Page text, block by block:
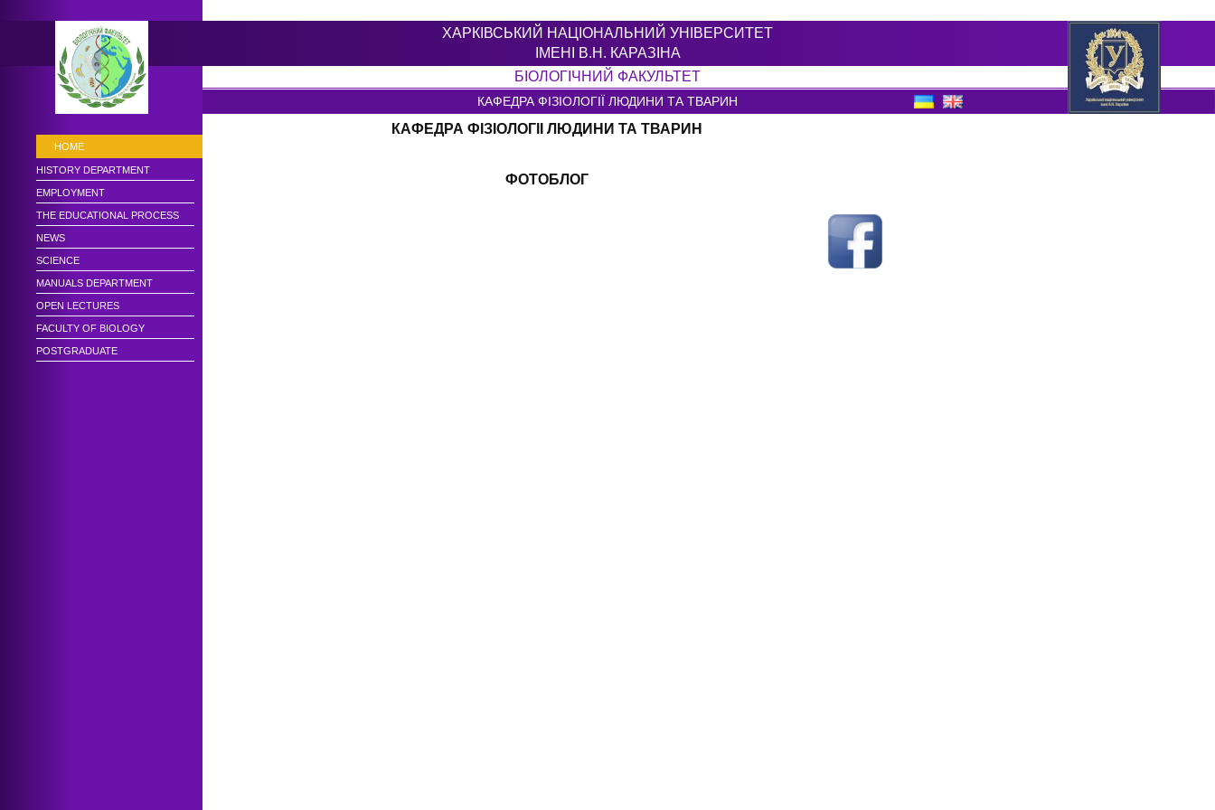
ХАРКІВСЬКИЙ НАЦІОНАЛЬНИЙ УНІВЕРСИТЕТ
ІМЕНІ В.Н. КАРАЗІНА
БIОЛОГIЧНИЙ ФАКУЛЬТЕТ
КАФЕДРА ФІЗІОЛОГІЇ ЛЮДИНИ ТА ТВАРИН
HOME
HISTORY DEPARTMENT
EMPLOYMENT
THE EDUCATIONAL PROCESS
NEWS
SCIENCE
MANUALS DEPARTMENT
OPEN LECTURES
FACULTY OF BIOLOGY
POSTGRADUATE
КАФЕДРА ФІЗІОЛОГІІ ЛЮДИНИ ТА ТВАРИН
ФОТОБЛОГ